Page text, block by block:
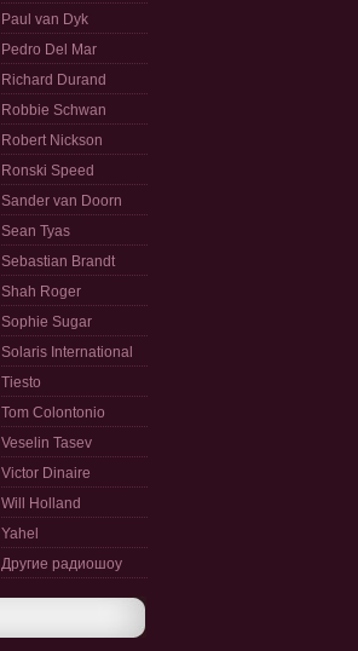
Paul van Dyk
Pedro Del Mar
Richard Durand
Robbie Schwan
Robert Nickson
Ronski Speed
Sander van Doorn
Sean Tyas
Sebastian Brandt
Shah Roger
Sophie Sugar
Solaris International
Tiesto
Tom Colontonio
Veselin Tasev
Victor Dinaire
Will Holland
Yahel
Другие радиошоу